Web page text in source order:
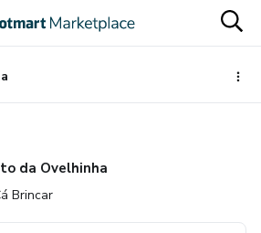
da Ovelhinha
Brincar